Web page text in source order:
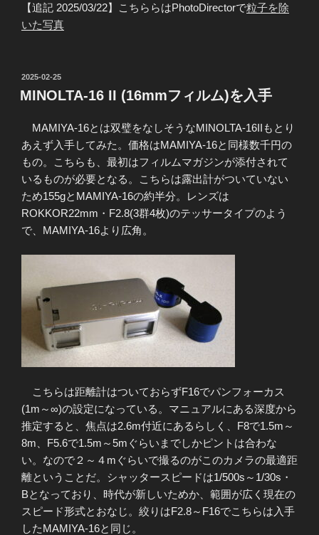
【追記 2025/03/22】こちららはPhotoDirectorで粒子を除
いた写真
投
稿
日:
2025-02-25
MINOLTA-16 II (16mmフィルム)を入手
MAMIYA-16とは双璧をなしそうなMINOLTA-16IIもとり
あえず入手してみた。価格はMAMIYA-16と同様数千円の
もの。こちらも、最初はフィルムマガジンが添付されて
いるものが必要となる。こちらは露出計がついていない
ため155gとMAMIYA-16の約半分。レンズは
ROKKOR22mm・F2.8(3群4枚)のテッサータイプのよう
で、MAMIYA-16より広角。
こちらは距離計はついておらずF16でパンフォーカス
(1m～∞)の設定になっている。マニュアルにある深度から
推定すると、焦点は2.6m付近にあるらしく、F8で1.5m～
8m、F5.6で1.5m～5mぐらいまでしかピントは合わな
い。なので２～４mぐらいで撮るのがこのカメラの最適距
離ということだ。シャッタースピードは1/500s～1/30s・
Bとなっており、時代が新しいためか、範囲が広く現在の
スピード形式とおなじ。絞りはF2.8～F16でこちらは入手
したMAMIYA-16と同じ。